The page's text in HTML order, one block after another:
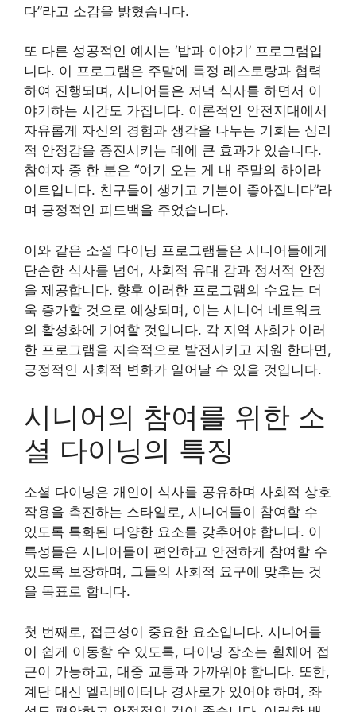
다”라고 소감을 밝혔습니다.
또 다른 성공적인 예시는 ‘밥과 이야기’ 프로그램입
니다. 이 프로그램은 주말에 특정 레스토랑과 협력
하여 진행되며, 시니어들은 저녁 식사를 하면서 이
야기하는 시간도 가집니다. 이론적인 안전지대에서
자유롭게 자신의 경험과 생각을 나누는 기회는 심리
적 안정감을 증진시키는 데에 큰 효과가 있습니다.
참여자 중 한 분은 “여기 오는 게 내 주말의 하이라
이트입니다. 친구들이 생기고 기분이 좋아집니다”라
며 긍정적인 피드백을 주었습니다.
이와 같은 소셜 다이닝 프로그램들은 시니어들에게
단순한 식사를 넘어, 사회적 유대 감과 정서적 안정
을 제공합니다. 향후 이러한 프로그램의 수요는 더
욱 증가할 것으로 예상되며, 이는 시니어 네트워크
의 활성화에 기여할 것입니다. 각 지역 사회가 이러
한 프로그램을 지속적으로 발전시키고 지원 한다면,
긍정적인 사회적 변화가 일어날 수 있을 것입니다.
시니어의 참여를 위한 소
셜 다이닝의 특징
소셜 다이닝은 개인이 식사를 공유하며 사회적 상호
작용을 촉진하는 스타일로, 시니어들이 참여할 수
있도록 특화된 다양한 요소를 갖추어야 합니다. 이
특성들은 시니어들이 편안하고 안전하게 참여할 수
있도록 보장하며, 그들의 사회적 요구에 맞추는 것
을 목표로 합니다.
첫 번째로, 접근성이 중요한 요소입니다. 시니어들
이 쉽게 이동할 수 있도록, 다이닝 장소는 휠체어 접
근이 가능하고, 대중 교통과 가까워야 합니다. 또한,
계단 대신 엘리베이터나 경사로가 있어야 하며, 좌